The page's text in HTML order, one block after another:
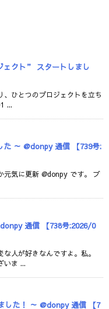
ェクト” スタートしまし
、ひとつのプロジェクトを立ち
...
～ @donpy 通信 【739号:
元気に更新 @donpy です。 ブ
通信 【738号:2026/0
人が好きなんですよ。私。
いま ...
した！ ～ @donpy 通信 【7